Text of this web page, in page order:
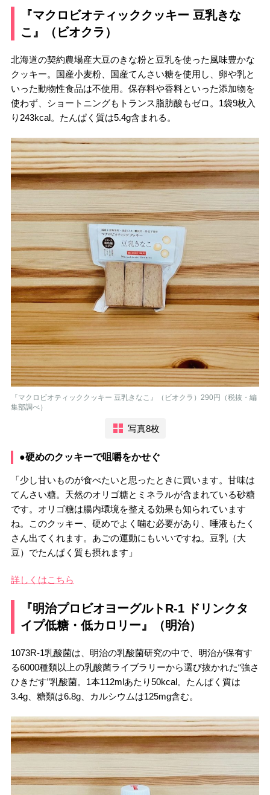
『マクロビオティッククッキー 豆乳きな
こ』（ビオクラ）
北海道の契約農場産大豆のきな粉と豆乳を使った風味豊かな
クッキー。国産小麦粉、国産てんさい糖を使用し、卵や乳と
いった動物性食品は不使用。保存料や香料といった添加物を
使わず、ショートニングもトランス脂肪酸もゼロ。1袋9枚入
り243kcal。たんぱく質は5.4g含まれる。
『マクロビオティッククッキー 豆乳きなこ』（ビオクラ）290円（税抜・編
集部調べ）
写真8枚
●硬めのクッキーで咀嚼をかせぐ
「少し甘いものが食べたいと思ったときに買います。甘味は
てんさい糖。天然のオリゴ糖とミネラルが含まれている砂糖
です。オリゴ糖は腸内環境を整える効果も知られています
ね。このクッキー、硬めでよく噛む必要があり、唾液もたく
さん出てくれます。あごの運動にもいいですね。豆乳（大
豆）でたんぱく質も摂れます」
詳しくはこちら
『明治プロビオヨーグルトR-1 ドリンクタ
イプ低糖・低カロリー』（明治）
1073R-1乳酸菌は、明治の乳酸菌研究の中で、明治が保有す
る6000種類以上の乳酸菌ライブラリーから選び抜かれた“強さ
ひきだす”乳酸菌。1本112mlあたり50kcal。たんぱく質は
3.4g、糖類は6.8g、カルシウムは125mg含む。